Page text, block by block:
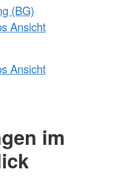
(BG)
Ansicht
Ansicht
im